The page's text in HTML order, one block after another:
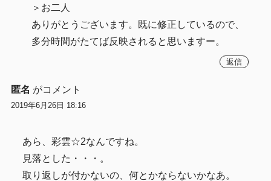
＞お二人
ありがとうございます。既に修正しているので、
多分時間がたてば反映されると思いますー。
返信
匿名 がコメント
2019年6月26日 18:16
あら、彩雲☆2なんですね。
見落とした・・・。
取り返しが付かないの、何とかならないかなあ。